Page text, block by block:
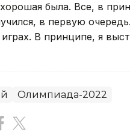
была. Все, в
в первую
В принципе, я
Олимпиада-2022